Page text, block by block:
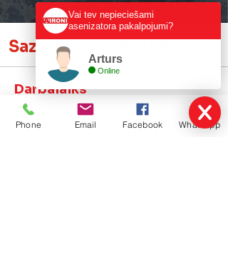
Sazinies ar SIA 'AIRONI'
Darbalaiks
Darba dienās
Phone Email Facebook WhatsApp
Vai tev nepieciešami
asenizatora pakalpojumi?
Arturs
Online